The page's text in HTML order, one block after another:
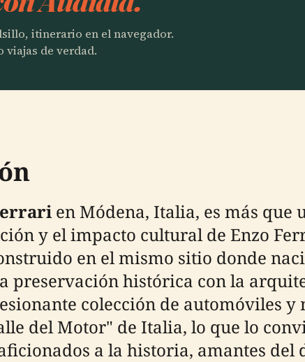
itinerario en el navegador.
viajas de verdad.
en Módena, Italia, es más
y el impacto cultural de Enzo
en el mismo sitio donde
preservación histórica con la
colección de automóviles
del Motor" de Italia, lo que lo
a la historia, amantes